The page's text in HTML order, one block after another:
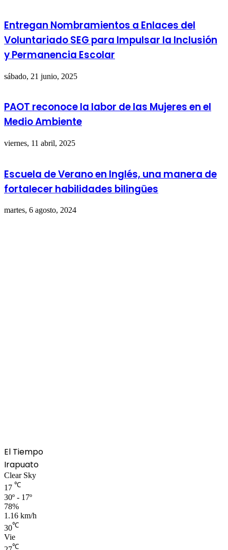
Entregan Nombramientos a Enlaces del
Voluntariado SEG para Impulsar la Inclusión
y Permanencia Escolar
sábado, 21 junio, 2025
PAOT reconoce la labor de las Mujeres en el
Medio Ambiente
viernes, 11 abril, 2025
Escuela de Verano en Inglés, una manera de
fortalecer habilidades bilingües
martes, 6 agosto, 2024
El Tiempo
Irapuato
Clear Sky
17 ℃
30º - 17º
78%
1.16 km/h
30℃
Vie
℃